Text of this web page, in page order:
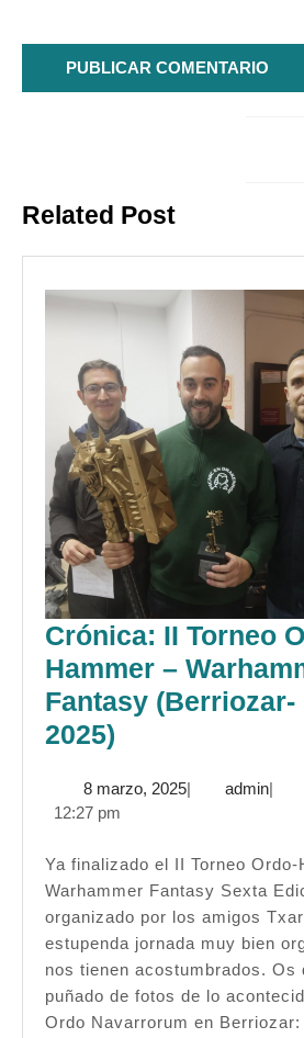
Related Post
Crónica: II Torneo
Hammer –
Fantasy (Berriozar-
2025)
Torneo
Hammer
–
Warhammer
Fantasy
(Berriozar-
Marzo
8 marzo, 20258| admin|
12:27 pm
Ya finalizado el II Torneo Ordo-Hammer de
Warhammer Fantasy Sexta
organizado por los amigos
estupenda jornada muy bien
nos tienen acostumbrados. Os
puñado de fotos de lo
Ordo Navarrorum en Berriozar: